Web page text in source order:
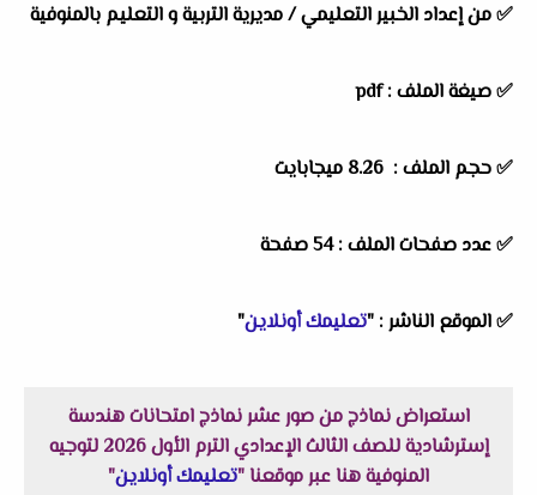
✅من إعداد الخبير التعليمي / مديرية التربية و التعليم بالمنوفية
✅ صيغة الملف : pdf
✅ حجم الملف : 8.26 ميجابايت
✅ عدد صفحات الملف : 54 صفحة
✅الموقع الناشر : "تعليمك أونلاين"
استعراض نماذج من صور عشر نماذج امتحانات هندسة
إسترشادية للصف الثالث الإعدادي الترم الأول 2026 لتوجيه
المنوفية هنا عبر موقعنا "تعليمك أونلاين"